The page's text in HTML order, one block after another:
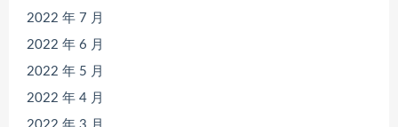
2022 年 7 月
2022 年 6 月
2022 年 5 月
2022 年 4 月